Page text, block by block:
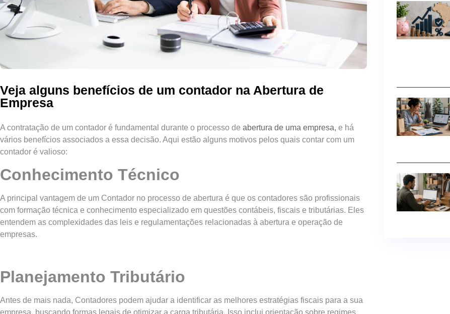
Veja alguns benefícios de um contador na Abertura de
Empresa
A contratação de um contador é fundamental durante o processo de abertura de uma empresa, e há
vários benefícios associados a essa decisão. Aqui estão alguns motivos pelos quais contar com um
contador é valioso:
Conhecimento Técnico
A principal vantagem de um Contador no processo de abertura é que os contadores são profissionais
com formação técnica e conhecimento especializado em questões contábeis, fiscais e tributárias. Eles
entendem as complexidades das leis e regulamentações relacionadas à abertura e operação de
empresas.
Planejamento Tributário
Antes de mais nada, Contadores podem ajudar a identificar as melhores estratégias fiscais para a sua
empresa, buscando formas legais de otimizar a carga tributária. Isso inclui orientação sobre regimes